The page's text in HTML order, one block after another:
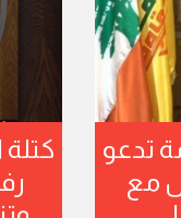
كتلة
تدعو
مع